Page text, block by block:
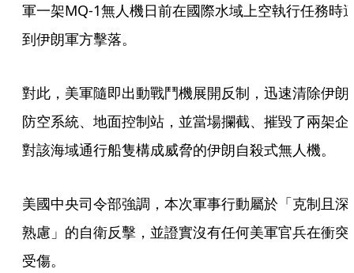
軍一架MQ-1無人機日前在國際水域上空執行任務時
到伊朗軍方擊落。
對此，美軍隨即出動戰鬥機展開反制，迅速清除伊朗
防空系統、地面控制站，並當場攔截、摧毀了兩架企
對該海域通行船隻構成威脅的伊朗自殺式無人機。
美國中央司令部強調，本次軍事行動屬於「克制且深
熟慮」的自衛反擊，並證實沒有任何美軍官兵在衝突
受傷。